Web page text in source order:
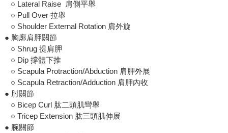
○ Lateral Raise 肩側平舉
○ Pull Over 拉舉
○ Shoulder External Rotation 肩外旋
● 胸廓肩胛關節
○ Shrug 提肩胛
○ Dip 撐體下推
○ Scapula Protraction/Abduction 肩胛外展
○ Scapula Retraction/Adduction 肩胛內收
● 肘關節
○ Bicep Curl 肱二頭肌彎舉
○ Tricep Extension 肱三頭肌伸展
● 腕關節